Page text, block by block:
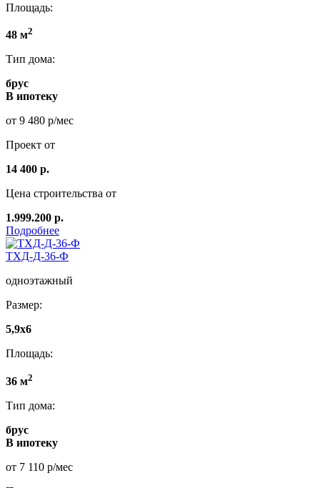
Площадь:
48 м2
Тип дома:
брус
В ипотеку
от 9 480 р/мес
Проект от
14 400 р.
Цена строительства от
1.999.200 р.
Подробнее
ТХД-Д-36-Ф
одноэтажный
Размер:
5,9x6
Площадь:
36 м2
Тип дома:
брус
В ипотеку
от 7 110 р/мес